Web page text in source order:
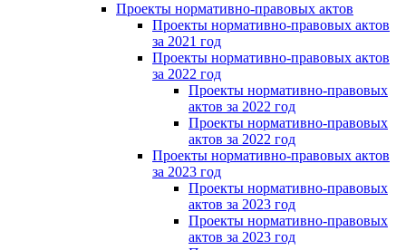
Проекты нормативно-правовых актов
Проекты нормативно-правовых актов
за 2021 год
Проекты нормативно-правовых актов
за 2022 год
Проекты нормативно-правовых
актов за 2022 год
Проекты нормативно-правовых
актов за 2022 год
Проекты нормативно-правовых актов
за 2023 год
Проекты нормативно-правовых
актов за 2023 год
Проекты нормативно-правовых
актов за 2023 год